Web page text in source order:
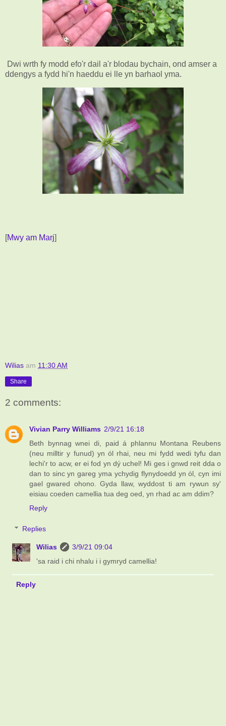
Dwi wrth fy modd efo'r dail a'r blodau bychain, ond amser a
ddengys a fydd hi'n haeddu ei lle yn barhaol yma.
[Mwy am Marj]
Wilias am 11:30 AM
Share
2 comments:
Vivian Parry Williams 2/9/21 16:18
Beth bynnag wnei di, paid á phlannu Montana Reubens
(neu milltir y funud) yn ól rhai, neu mi fydd wedi tyfu dan
lechi'r to acw, er ei fod yn dý uchel! Mi ges i gnwd reit dda o
dan to sinc yn gareg yma ychydig flynydoedd yn ól, cyn imi
gael gwared ohono. Gyda llaw, wyddost ti am rywun sy'
eisiau coeden camellia tua deg oed, yn rhad ac am ddim?
Reply
Replies
Wilias
3/9/21 09:04
'sa raid i chi nhalu i i gymryd camellia!
Reply